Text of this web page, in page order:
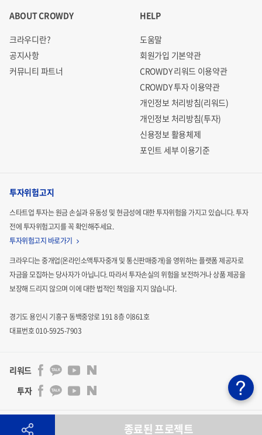
종료된 프로젝트
ABOUT CROWDY
크라우디란?
공지사항
커뮤니티 파트너
HELP
도움말
회원가입 기본약관
CROWDY 리워드 이용약관
CROWDY 투자 이용약관
개인정보 처리방침(리워드)
개인정보 처리방침(투자)
신용정보 활용체제
포인트 세부 이용기준
투자위험고지
스타트업 투자는 원금 손실과 유동성 및 현금성에 대한 투자위험을 가지고 있습니다.투자
전에 투자위험고지를 꼭 확인해주세요.
투자위험고지 바로가기
크라우디는 중개업(온라인소액투자중개 및 통신판매중개)을 영위하는 플랫폼 제공자로
자금을 모집하는당사자가 아닙니다. 따라서 투자손실의 위험을 보전하거나 상품 제공을
보장해 드리지 않으며 이에 대한 법적인 책임을 지지 않습니다.
경기도 용인시 기흥구 동백중앙로 191 8층 이861호
대표번호 010-5925-7903
리워드
투자
주식회사 크라우디 | 통신판매업신고 : 2024-용인기흥-3011호 | 사업자등록번호 : 841-86-00201 | 대표자 :